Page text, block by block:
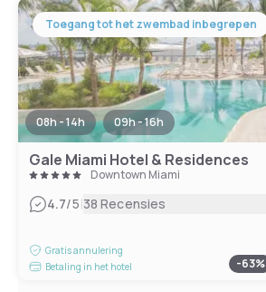
Toegang tot het zwembad inbegrepen
08h - 14h 09h - 16h
Gale Miami Hotel & Residences
Downtown Miami
4.7/5|38 Recensies
Gratis annulering
Betaling in het hotel
-63%